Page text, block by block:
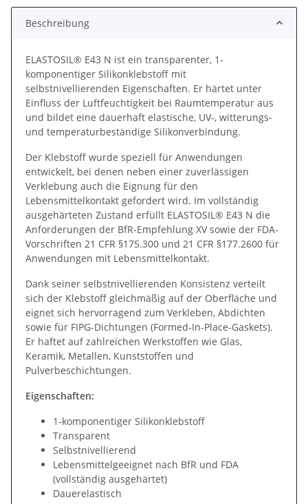
Beschreibung
ELASTOSIL® E43 N ist ein transparenter, 1-
komponentiger Silikonklebstoff mit
selbstnivellierenden Eigenschaften. Er härtet unter
Einfluss der Luftfeuchtigkeit bei Raumtemperatur aus
und bildet eine dauerhaft elastische, UV-, witterungs-
und temperaturbeständige Silikonverbindung.
Der Klebstoff wurde speziell für Anwendungen
entwickelt, bei denen neben einer zuverlässigen
Verklebung auch die Eignung für den
Lebensmittelkontakt gefordert wird. Im vollständig
ausgehärteten Zustand erfüllt ELASTOSIL® E43 N die
Anforderungen der BfR-Empfehlung XV sowie der FDA-
Vorschriften 21 CFR §175.300 und 21 CFR §177.2600 für
Anwendungen mit Lebensmittelkontakt.
Dank seiner selbstnivellierenden Konsistenz verteilt
sich der Klebstoff gleichmäßig auf der Oberfläche und
eignet sich hervorragend zum Verkleben, Abdichten
sowie für FIPG-Dichtungen (Formed-In-Place-Gaskets).
Er haftet auf zahlreichen Werkstoffen wie Glas,
Keramik, Metallen, Kunststoffen und
Pulverbeschichtungen.
Eigenschaften:
1-komponentiger Silikonklebstoff
Transparent
Selbstnivellierend
Lebensmittelgeeignet nach BfR und FDA
(vollständig ausgehärtet)
Dauerelastisch